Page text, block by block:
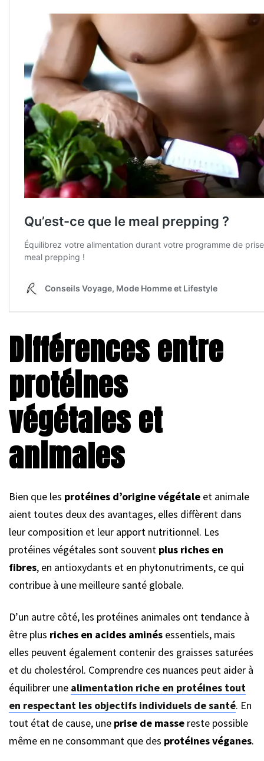
Différences entre
protéines
végétales et
animales
Bien que les protéines d’origine végétale et animale
aient toutes deux des avantages, elles diffèrent dans
leur composition et leur apport nutritionnel. Les
protéines végétales sont souvent plus riches en
fibres, en antioxydants et en phytonutriments, ce qui
contribue à une meilleure santé globale.
D’un autre côté, les protéines animales ont tendance à
être plus riches en acides aminés essentiels, mais
elles peuvent également contenir des graisses saturées
et du cholestérol. Comprendre ces nuances peut aider à
équilibrer une alimentation riche en protéines tout
en respectant les objectifs individuels de santé. En
tout état de cause, une prise de masse reste possible
même en ne consommant que des protéines véganes.